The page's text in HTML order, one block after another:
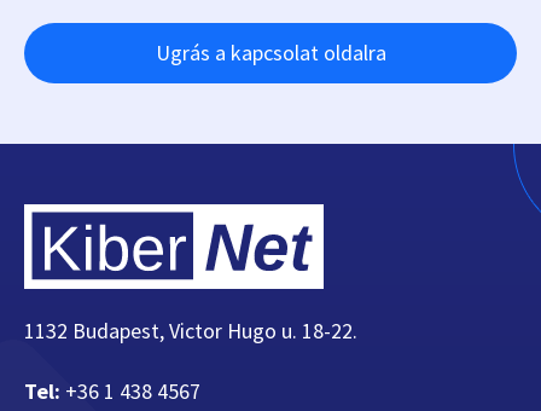
Ugrás a kapcsolat oldalra
1132 Budapest, Victor Hugo u. 18-22.
Tel: +36 1 438 4567